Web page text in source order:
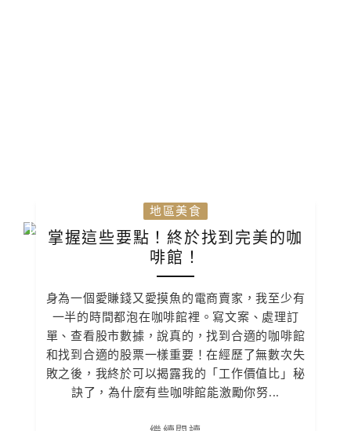
地區美食
掌握這些要點！終於找到完美的咖
啡館！
身為一個愛賺錢又愛摸魚的電商賣家，我至少有
一半的時間都泡在咖啡館裡。寫文案、處理訂
單、查看股市數據，說真的，找到合適的咖啡館
和找到合適的股票一樣重要！在經歷了無數次失
敗之後，我終於可以揭露我的「工作價值比」秘
訣了，為什麼有些咖啡館能激勵你努...